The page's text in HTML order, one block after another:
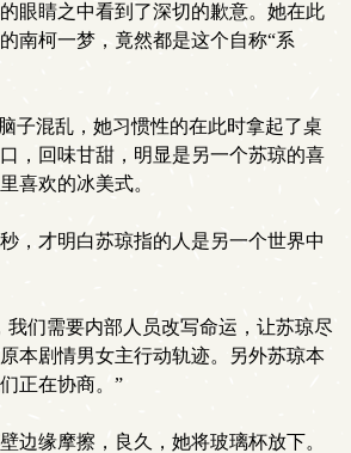
眼睛之中看到了深切的歉意。她在此
南柯一梦，竟然都是这个自称“系
子混乱，她习惯性的在此时拿起了桌
，回味甘甜，明显是另一个苏琼的喜
喜欢的冰美式。
，才明白苏琼指的人是另一个世界中
我们需要内部人员改写命运，让苏琼尽
本剧情男女主行动轨迹。另外苏琼本
正在协商。”
边缘摩擦，良久，她将玻璃杯放下。